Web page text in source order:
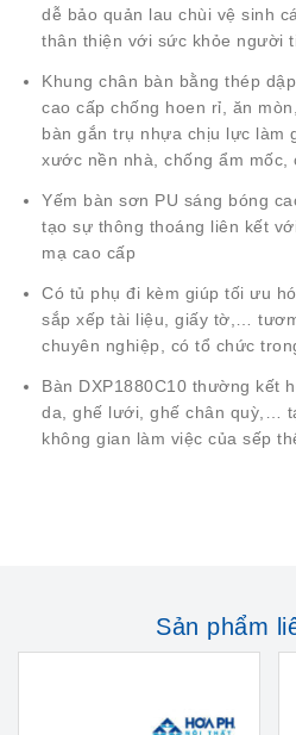
dễ bảo quản lau chùi vệ sinh
thân thiện với sức khỏe người
Khung chân bàn bằng thép
cao cấp chống hoen rỉ, ăn
bàn gắn trụ nhựa chịu lực làm
xước nền nhà, chống ẩm
Yếm bàn sơn PU sáng bóng
tạo sự thông thoáng liên kết
mạ cao cấp
Có tủ phụ đi kèm giúp tối ưu
sắp xếp tài liệu, giấy tờ,…
chuyên nghiệp, có tổ chức
Bàn DXP1880C10 thường kết
da, ghế lưới, ghế chân quỳ,…
không gian làm việc của sếp
Sản phẩm